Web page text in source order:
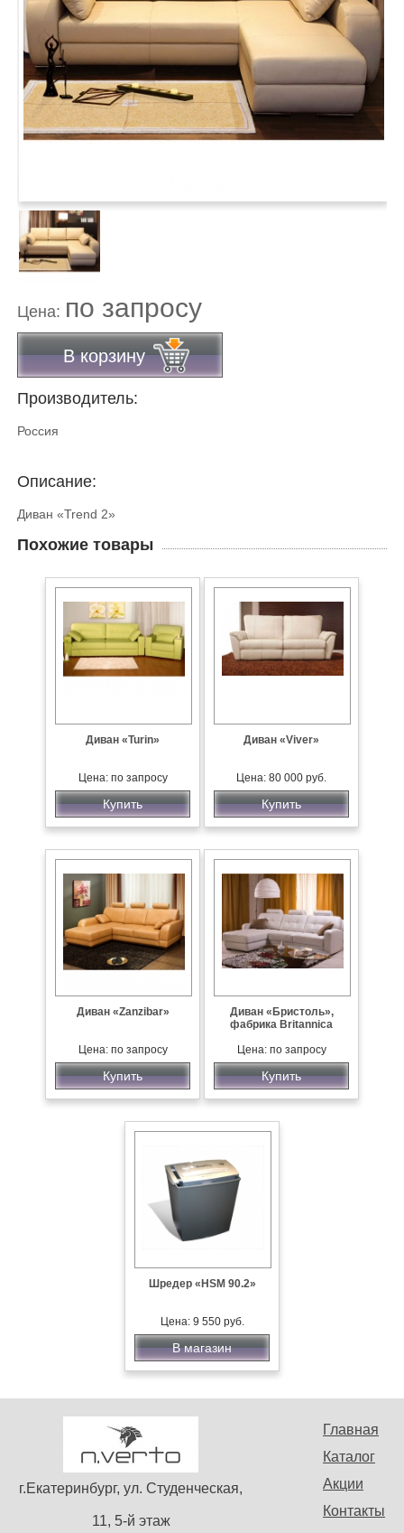
Цена: по запросу
В корзину
Производитель:
Россия
Описание:
Диван «Trend 2»
Похожие товары
Диван «Turin»
Цена: по запросу
Купить
Диван «Viver»
Цена: 80 000 руб.
Купить
Диван «Zanzibar»
Цена: по запросу
Купить
Диван «Бристоль»,
фабрика Britannica
Цена: по запросу
Купить
Шредер «HSM 90.2»
Цена: 9 550 руб.
В магазин
Главная
Каталог
Акции
Контакты
г.Екатеринбург, ул. Студенческая,
11, 5-й этаж